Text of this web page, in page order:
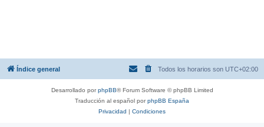
Índice general Todos los horarios son UTC+02:00
Desarrollado porphpBB® Forum Software © phpBB Limited
Traducción al español porphpBB España
Privacidad | Condiciones